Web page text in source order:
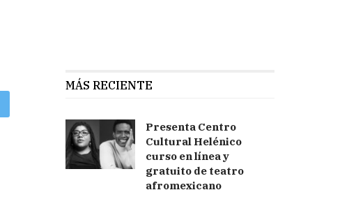
MÁS RECIENTE
Presenta Centro
Cultural Helénico
curso en línea y
gratuito de teatro
afromexicano